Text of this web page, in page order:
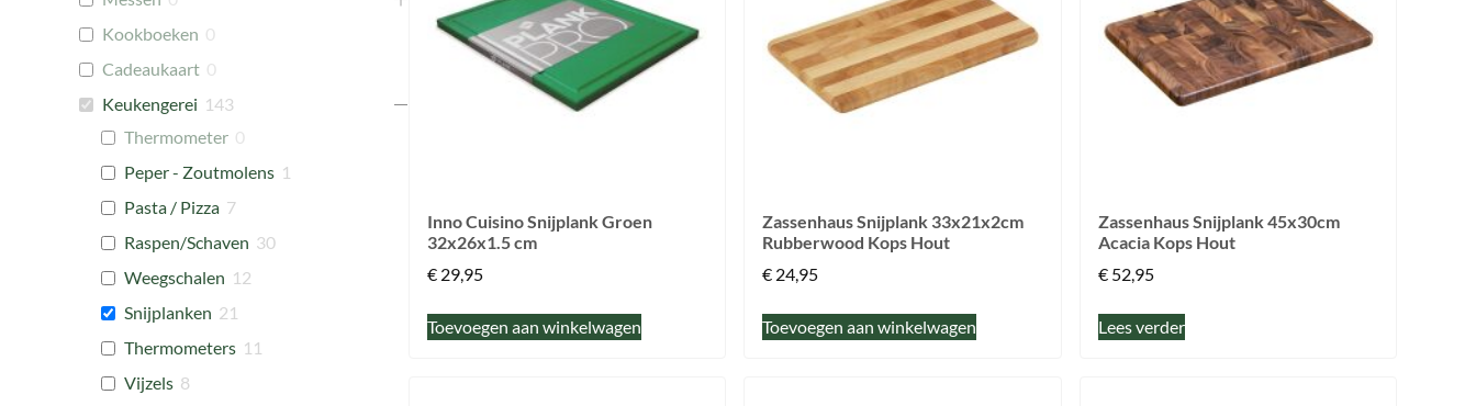
Kookboeken 0
Cadeaukaart 0
Keukengerei 143
Thermometer 0
Peper - Zoutmolens 1
Pasta / Pizza 7
Raspen/Schaven 30
Weegschalen 12
Snijplanken 21
Thermometers 11
Vijzels 8
Inno Cuisino Snijplank Groen
32x26x1.5 cm
€ 29,95
Toevoegen aan winkelwagen
Zassenhaus Snijplank 33x21x2cm
Rubberwood Kops Hout
€ 24,95
Toevoegen aan winkelwagen
Zassenhaus Snijplank 45x30cm
Acacia Kops Hout
€52,95
Lees verder